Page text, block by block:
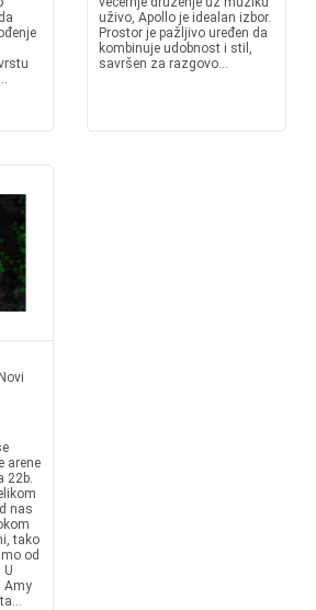
uživo, Apollo je idealan izbor.
Prostor je pažljivo uređen da
kombinuje udobnost i stil,
savršen za razgovo...
arene
22b.
nas
tako
od
U
Amy